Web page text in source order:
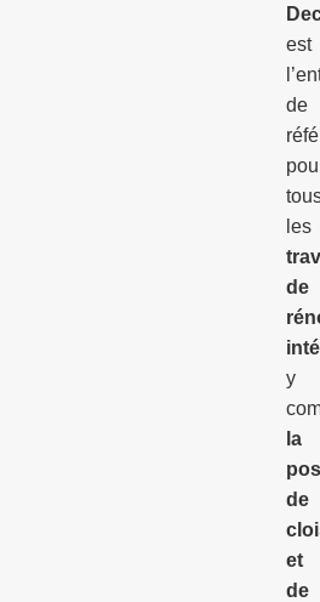
est
de
les
de
y
la
de
et
de